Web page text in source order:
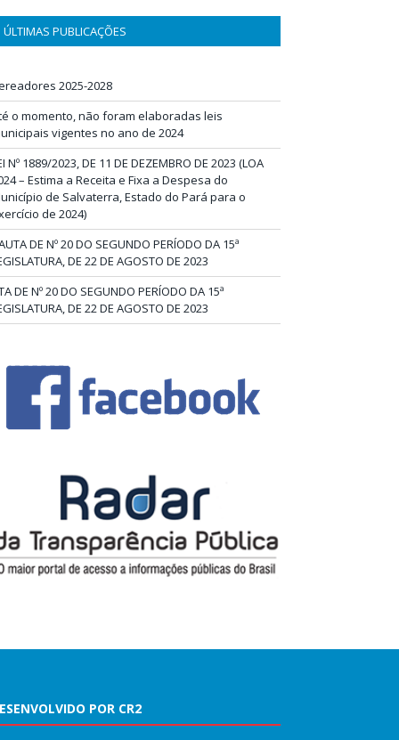
ÚLTIMAS PUBLICAÇÕES
2025-2028
o momento, não foram elaboradas leis
vigentes no ano de 2024
Nº 1889/2023, DE 11 DE DEZEMBRO DE 2023 (LOA
– Estima a Receita e Fixa a Despesa do
de Salvaterra, Estado do Pará para o
de 2024)
DE Nº 20 DO SEGUNDO PERÍODO DA 15ª
DE 22 DE AGOSTO DE 2023
DE Nº 20 DO SEGUNDO PERÍODO DA 15ª
DE 22 DE AGOSTO DE 2023
POR CR2